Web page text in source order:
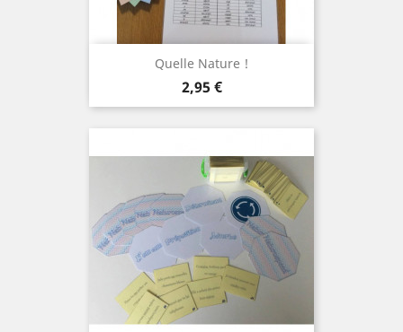
Quelle Nature !
Prix
2,95 €